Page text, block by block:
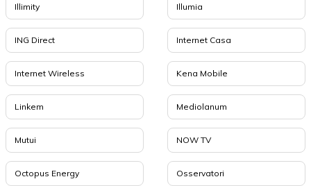
Illimity Illumia
ING Direct Internet Casa
Internet Wireless Kena Mobile
Linkem Mediolanum
Mutui NOW TV
Octopus Energy Osservatori